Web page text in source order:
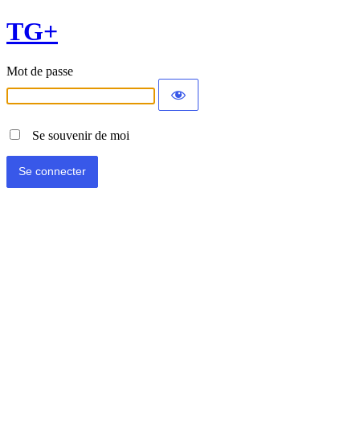
TG+
Mot de passe
Se souvenir de moi